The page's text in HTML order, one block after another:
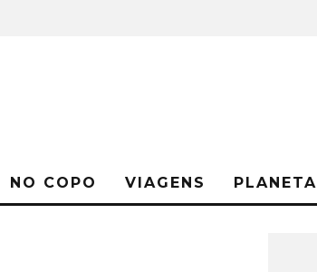
NO COPO VIAGENS PLANETA